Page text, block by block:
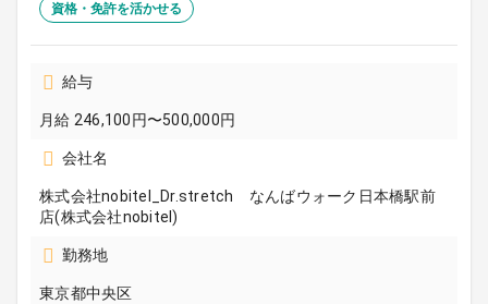
資格・免許を活かせる
給与
月給 246,100円〜500,000円
会社名
株式会社nobitel_Dr.stretch なんばウォーク日本橋駅前
店(株式会社nobitel)
勤務地
東京都中央区